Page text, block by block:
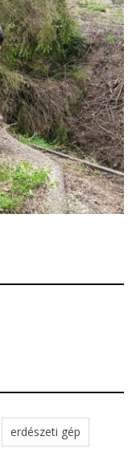
erdészeti gép